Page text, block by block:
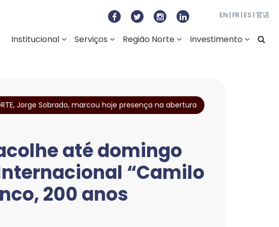
Regional do Norte
EN | FR | ES | 官话
Institucional Serviços Região Norte Investimento
Jorge Sobrado, marcou hoje presença na abertura
até domingo
“Camilo
200 anos